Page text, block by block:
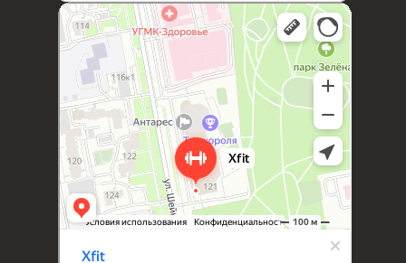
XFit Antares Premium
Фитнес-клуб в Екатеринбурге
Спортивный клуб, секция в Екатеринбурге